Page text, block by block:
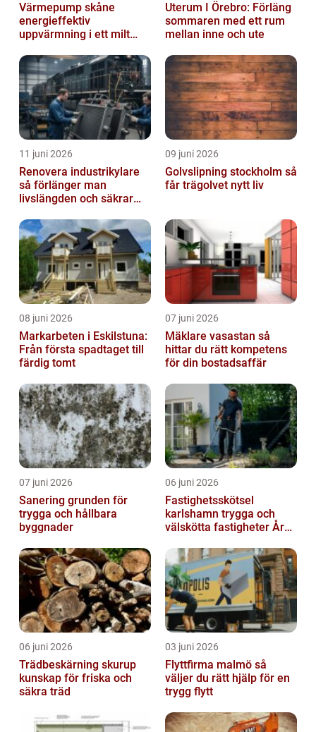
Värmepump skåne
energieffektiv
uppvärmning i ett milt
Uterum I Örebro: Förläng
sommaren med ett rum
mellan inne och ute
11 juni 2026
Renovera industrikylare
så förlänger man
livslängden och säkrar
09 juni 2026
Golvslipning stockholm så
får trägolvet nytt liv
08 juni 2026
Markarbeten i Eskilstuna:
Från första spadtaget till
färdig tomt
07 juni 2026
Mäklare vasastan så
hittar du rätt kompetens
för din bostadsaffär
07 juni 2026
Sanering grunden för
trygga och hållbara
byggnader
06 juni 2026
Fastighetsskötsel
karlshamn trygga och
välskötta fastigheter Året
06 juni 2026
Trädbeskärning skurup
kunskap för friska och
säkra träd
03 juni 2026
Flyttfirma malmö så
väljer du rätt hjälp för en
trygg flytt